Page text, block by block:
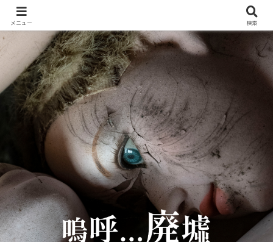
メニュー 検索